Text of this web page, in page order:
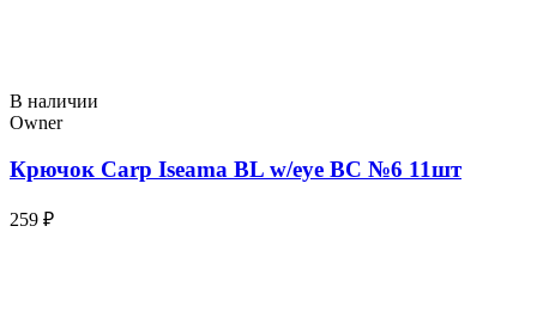
В наличии
Owner
Крючок Carp Iseama BL w/eye BC №6 11шт
259 ₽